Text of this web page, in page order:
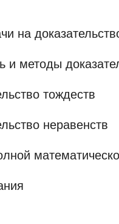
на
и методы
тождеств
неравенств